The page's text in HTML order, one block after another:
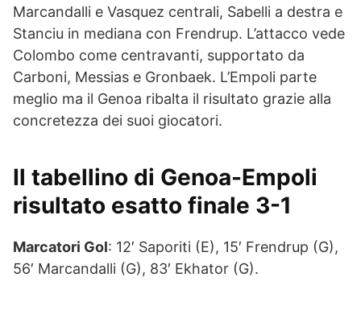
Marcandalli e Vasquez centrali, Sabelli a destra e
Stanciu in mediana con Frendrup. L’attacco vede
Colombo come centravanti, supportato da
Carboni, Messias e Gronbaek. L’Empoli parte
meglio ma il Genoa ribalta il risultato grazie alla
concretezza dei suoi giocatori.
Il tabellino di Genoa-Empoli
risultato esatto finale 3-1
Marcatori Gol: 12′ Saporiti (E), 15′ Frendrup (G),
56′ Marcandalli (G), 83′ Ekhator (G).